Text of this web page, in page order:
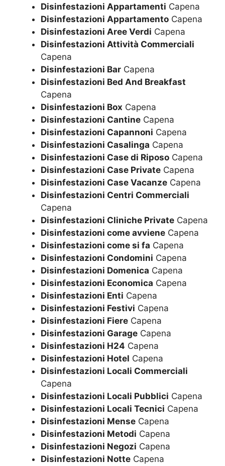
Disinfestazioni Appartamenti Capena
Disinfestazioni Appartamento Capena
Disinfestazioni Aree Verdi Capena
Disinfestazioni Attività Commerciali
Capena
Disinfestazioni Bar Capena
Disinfestazioni Bed And Breakfast
Capena
Disinfestazioni Box Capena
Disinfestazioni Cantine Capena
Disinfestazioni Capannoni Capena
Disinfestazioni Casalinga Capena
Disinfestazioni Case di Riposo Capena
Disinfestazioni Case Private Capena
Disinfestazioni Case Vacanze Capena
Disinfestazioni Centri Commerciali
Capena
Disinfestazioni Cliniche Private Capena
Disinfestazioni come avviene Capena
Disinfestazioni come si fa Capena
Disinfestazioni Condomini Capena
Disinfestazioni Domenica Capena
Disinfestazioni Economica Capena
Disinfestazioni Enti Capena
Disinfestazioni Festivi Capena
Disinfestazioni Fiere Capena
Disinfestazioni Garage Capena
Disinfestazioni H24 Capena
Disinfestazioni Hotel Capena
Disinfestazioni Locali Commerciali
Capena
Disinfestazioni Locali Pubblici Capena
Disinfestazioni Locali Tecnici Capena
Disinfestazioni Mense Capena
Disinfestazioni Metodi Capena
Disinfestazioni Negozi Capena
Disinfestazioni Notte Capena